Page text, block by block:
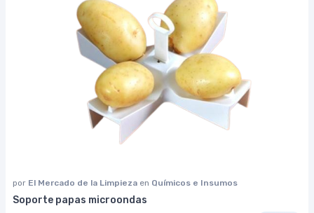
por El Mercado de la Limpieza en Químicos e Insumos
Soporte papas microondas